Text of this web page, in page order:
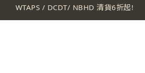
WTAPS / DCDT/ NBHD 清貨6折起!